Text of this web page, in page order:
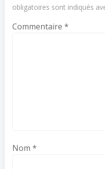
obligatoires sont indiqués
Commentaire *
Nom *